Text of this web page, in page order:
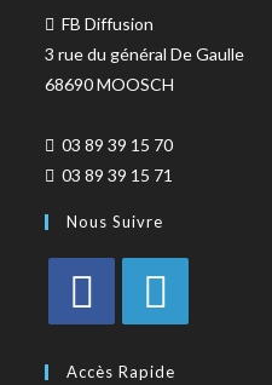
FB Diffusion
3 rue du général De Gaulle
68690 MOOSCH
03 89 39 15 70
03 89 39 15 71
Nous Suivre
Accès Rapide